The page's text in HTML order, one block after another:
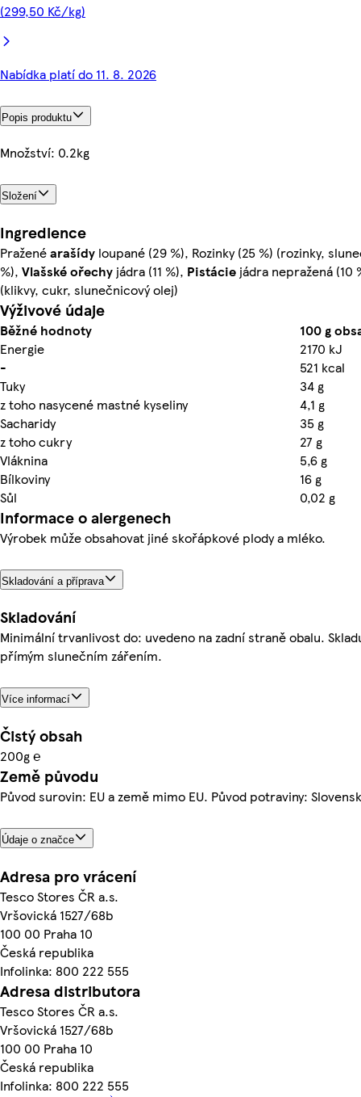
(299,50 Kč/kg)
Nabídka platí do 11. 8. 2026
Popis produktu
Množství: 0.2kg
Složení
Ingredience
Praženéarašídy loupané (29 %), Rozinky (25 %) (rozinky,
%), Vlašské ořechy jádra (11 %), Pistácie jádra nepražená (10
(klikvy, cukr, slunečnicový olej)
Výživové údaje
Běžné hodnoty
100 g
Energie
2170 kJ
-
521 kcal
Tuky
34 g
z toho nasycené mastné kyseliny
4,1 g
Sacharidy
35 g
z toho cukry
27 g
Vláknina
5,6 g
Bílkoviny
16 g
Sůl
0,02 g
Informace o alergenech
Výrobek může obsahovat jiné skořápkové plody a mléko.
Skladování a příprava
Skladování
Minimální trvanlivost do: uvedeno na zadní straně obalu.
přímým slunečním zářením.
Více informací
Čistý obsah
200g ℮
Země původu
Původ surovin: EU a země mimo EU. Původ potraviny:
Údaje o značce
Adresa pro vrácení
Tesco Stores ČR a.s.
Vršovická 1527/68b
100 00 Praha 10
Česká republika
Infolinka: 800 222 555
Adresa distributora
Tesco Stores ČR a.s.
Vršovická 1527/68b
100 00 Praha 10
Česká republika
Infolinka: 800 222 555